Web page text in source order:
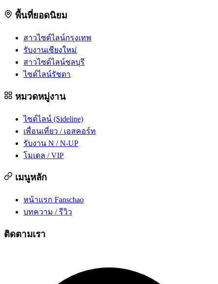
พื้นที่ยอดนิยม
สาวไซด์ไลน์กรุงเทพ
รับงานเชียงใหม่
สาวไซด์ไลน์ชลบุรี
ไซด์ไลน์รัชดา
หมวดหมู่งาน
ไซด์ไลน์ (Sideline)
เพื่อนเที่ยว / เอสคอร์ท
รับงาน N / N-UP
โมเดล / VIP
เมนูหลัก
หน้าแรก Fanschao
บทความ / รีวิว
ติดตามเรา